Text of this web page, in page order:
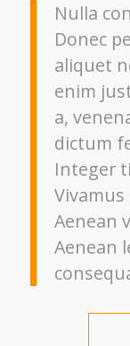
Nulla
Donec
aliquet
enim
a,
dictum
Integer
Aenean
Aenean